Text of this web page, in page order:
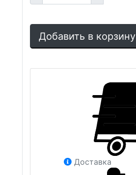
Добавить в корзину
Доставка